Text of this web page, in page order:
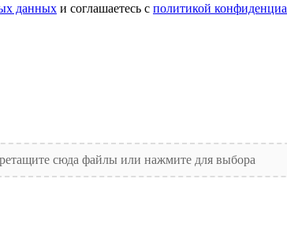
данных и соглашаетесь с политикой
сюда файлы или нажмите для выбора